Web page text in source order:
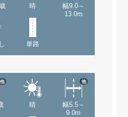
晴
幅9.0～
13.0m
単路
他
晴
幅5.5～
9.0m
他